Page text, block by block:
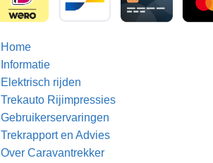
Home
Informatie
Elektrisch rijden
Trekauto Rijimpressies
Gebruikerservaringen
Trekrapport en Advies
Over Caravantrekker